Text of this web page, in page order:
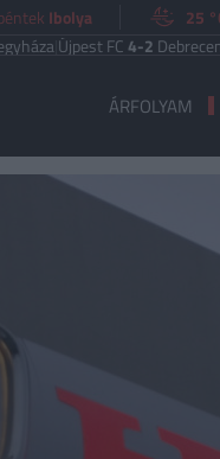
Ibolya 25
FC4-2Debreceni VSC
ÁRFOLYAM